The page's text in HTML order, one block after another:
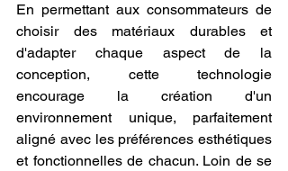
En permettant aux consommateurs de
choisir des matériaux durables et
d'adapter chaque aspect de la
conception, cette technologie
encourage la création d'un
environnement unique, parfaitement
aligné avec les préférences esthétiques
et fonctionnelles de chacun. Loin de se